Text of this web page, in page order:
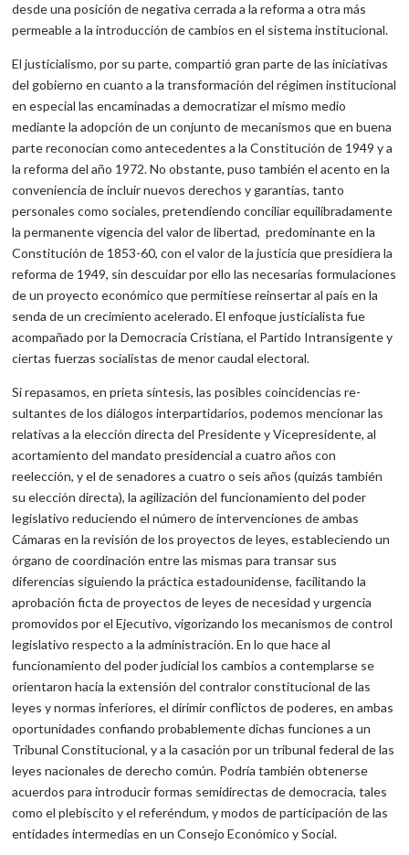
desde una posición de negativa cerrada a la reforma a otra más
permeable a la introducción de cambios en el sistema institucional.
El justicialismo, por su parte, compartió gran parte de las ini­ciativas
del gobierno en cuanto a la transformación del régimen institucional
en especial las encaminadas a democratizar el mismo medio
mediante la adopción de un conjunto de mecanismos que en buena
parte reconocían como antecedentes a la Constitución de 1949 y a
la reforma del año 1972. No obstante, puso también el acento en la
conveniencia de incluir nuevos derechos y garantías, tanto
personales como sociales, pretendiendo conciliar equilibradamente
la per­manente vigencia del valor de libertad, predominante en la
Constitución de 1853-60, con el valor de la justicia que presidiera la
refor­ma de 1949, sin descuidar por ello las necesarias formulaciones
de un proyecto económico que permitiese reinsertar al país en la
senda de un crecimiento acelerado. El enfoque justicialista fue
acompa­ñado por la Democracia Cristiana, el Partido Intransigente y
ciertas fuerzas socialistas de menor caudal electoral.
Si repasamos, en prieta síntesis, las posibles coincidencias re­
sultantes de los diálogos interpartidarios, podemos mencionar las
relativas a la elección directa del Presidente y Vicepresidente, al
acortamiento del mandato presidencial a cuatro años con
reelección, y el de senadores a cuatro o seis años (quizás también
su elección directa), la agilización del funcionamiento del poder
legislativo re­duciendo el número de intervenciones de ambas
Cámaras en la revisión de los proyectos de leyes, estableciendo un
órgano de coordi­nación entre las mismas para transar sus
diferencias siguiendo la práctica estadounidense, facilitando la
aprobación ficta de proyec­tos de leyes de necesidad y urgencia
promovidos por el Ejecutivo, vigorizando los mecanismos de control
legislativo respecto a la administración. En lo que hace al
funcionamiento del poder judicial los cambios a contemplarse se
orientaron hacia la extensión del con­tralor constitucional de las
leyes y normas inferiores, el dirimir con­flictos de poderes, en ambas
oportunidades confiando probablemen­te dichas funciones a un
Tribunal Constitucional, y a la casación por un tribunal federal de las
leyes nacionales de derecho común. Podría también obtenerse
acuerdos para introducir formas semidirectas de democracia, tales
como el plebiscito y el referéndum, y modos de participación de las
entidades intermedias en un Consejo Econó­mico y Social.